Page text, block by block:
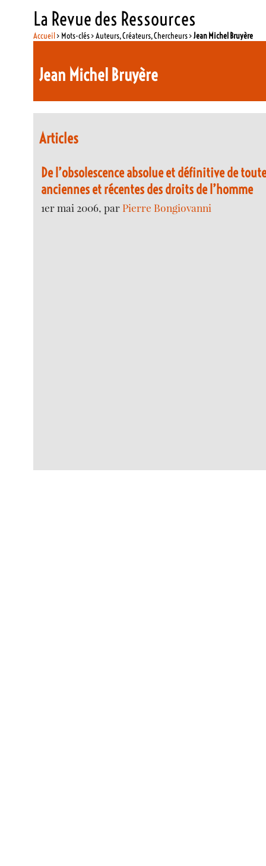
La Revue des Ressources
Accueil> Mots-clés > Auteurs, Créateurs, Chercheurs >Jean Michel Bruyère
Jean Michel Bruyère
Articles
De l’obsolescence absolue et définitive de
anciennes et récentes des droits de l’homme
1er mai 2006, par Pierre Bongiovanni